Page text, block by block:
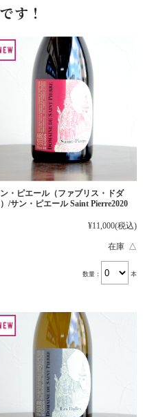
す！
・ピエール（ファブリス・ドダ
/サン・ピエール Saint Pierre2020
¥11,000(税込)
在庫 △
数量： 本